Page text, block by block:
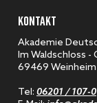
KONTAKT
Akademie
Im Waldschloss -
69469 Weinheim
Tel: 06201 / 107-0